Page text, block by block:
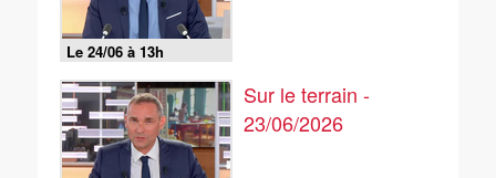
Le 24/06 à 13h
Sur le terrain -
23/06/2026